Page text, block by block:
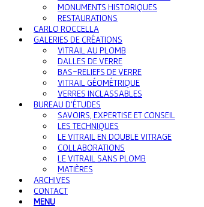
MONUMENTS HISTORIQUES
RESTAURATIONS
CARLO ROCCELLA
GALERIES DE CRÉATIONS
VITRAIL AU PLOMB
DALLES DE VERRE
BAS-RELIEFS DE VERRE
VITRAIL GÉOMÉTRIQUE
VERRES INCLASSABLES
BUREAU D’ÉTUDES
SAVOIRS, EXPERTISE ET CONSEIL
LES TECHNIQUES
LE VITRAIL EN DOUBLE VITRAGE
COLLABORATIONS
LE VITRAIL SANS PLOMB
MATIÈRES
ARCHIVES
CONTACT
MENU